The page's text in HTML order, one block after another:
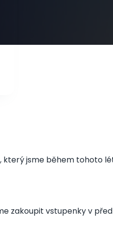
jsme během tohoto
zakoupit vstupenky v